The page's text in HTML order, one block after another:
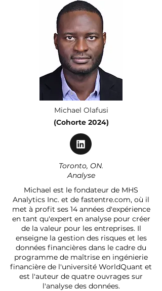
Michael Olafusi
(Cohorte 2024)
Toronto, ON.
Analyse
Michael est le fondateur de MHS
Analytics Inc. et de fastentre.com, où il
met à profit ses 14 années d'expérience
en tant qu'expert en analyse pour créer
de la valeur pour les entreprises. Il
enseigne la gestion des risques et les
données financières dans le cadre du
programme de maîtrise en ingénierie
financière de l'université WorldQuant et
est l'auteur de quatre ouvrages sur
l'analyse des données.